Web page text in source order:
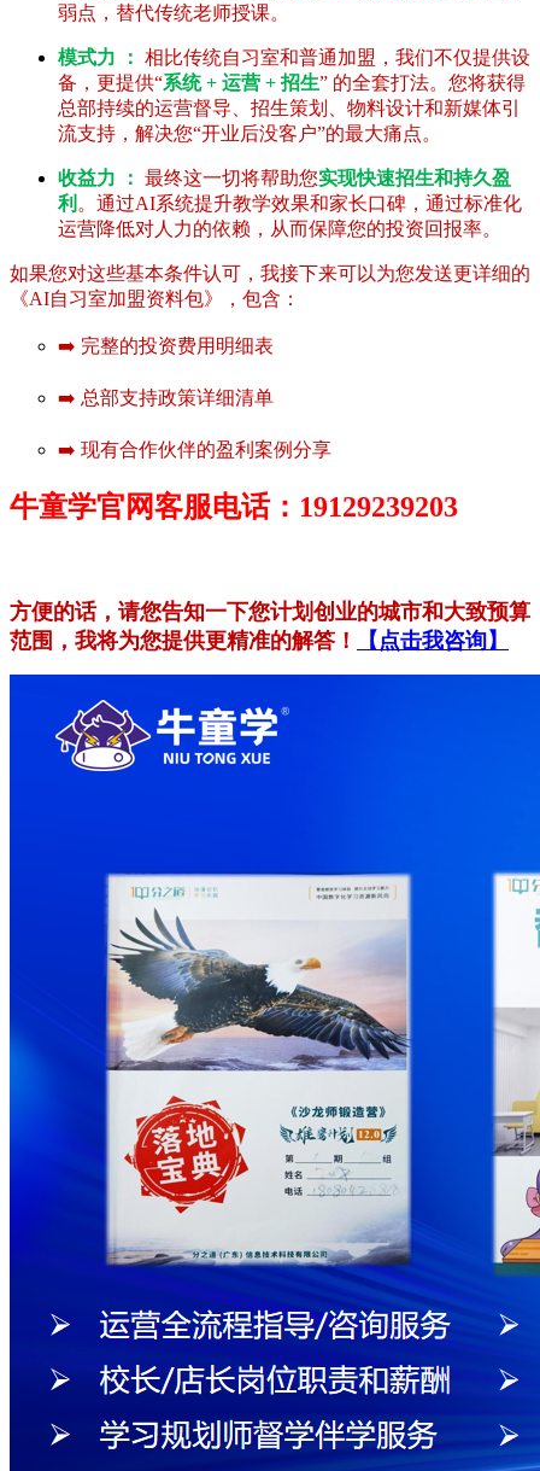
弱点，替代传统老师授课。
模式力 ： 相比传统自习室和普通加盟，我们不仅提供设
备，更提供“系统 + 运营 + 招生” 的全套打法。您将获得
总部持续的运营督导、招生策划、物料设计和新媒体引
流支持，解决您“开业后没客户”的最大痛点。
收益力 ： 最终这一切将帮助您实现快速招生和持久盈
利 。通过AI系统提升教学效果和家长口碑，通过标准化
运营降低对人力的依赖，从而保障您的投资回报率。
如果您对这些基本条件认可，我接下来可以为您发送更详细的
《AI自习室加盟资料包》，包含：
➡️ 完整的投资费用明细表
➡️ 总部支持政策详细清单
➡️ 现有合作伙伴的盈利案例分享
牛童学官网客服电话：19129239203
方便的话，请您告知一下您计划创业的城市和大致预算
范围，我将为您提供更精准的解答！
【点击我咨询】